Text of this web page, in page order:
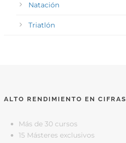
Natación
Triatlón
ALTO RENDIMIENTO EN CIFRAS
Más de 30 cursos
15 Másteres exclusivos